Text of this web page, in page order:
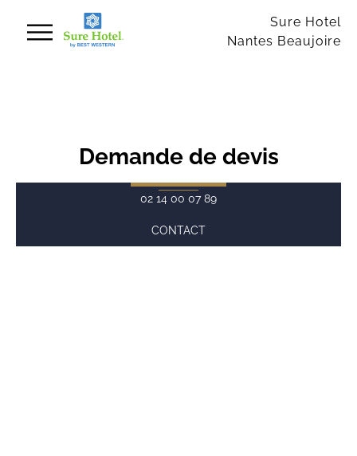
Sure Hotel
Nantes Beaujoire
Demande de devis
02 14 00 07 89
CONTACT